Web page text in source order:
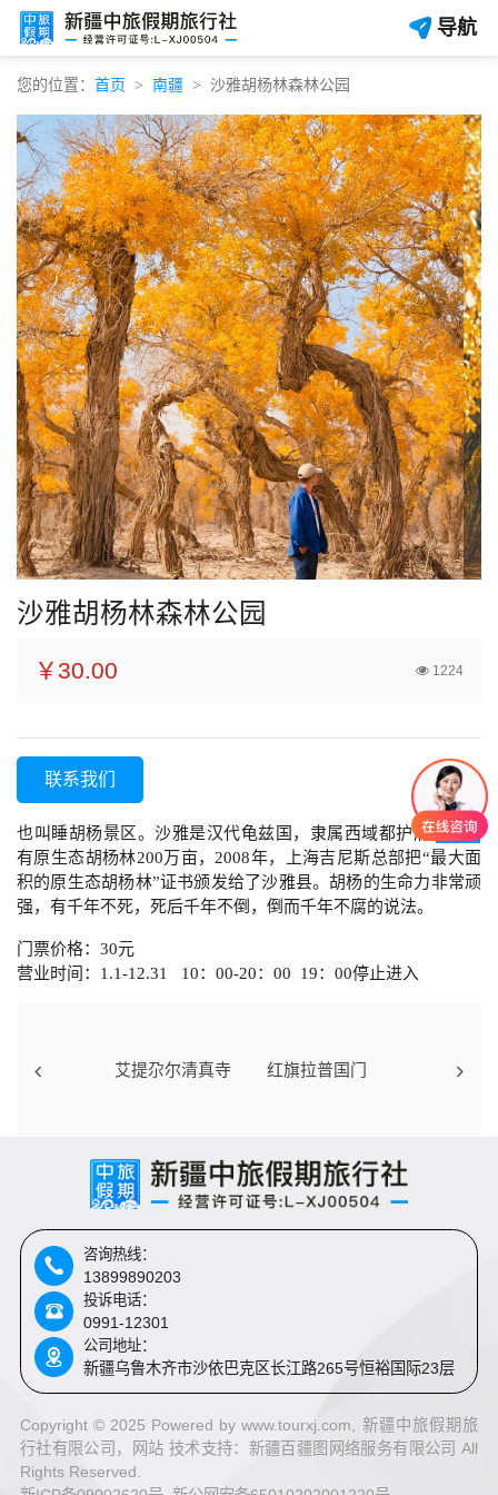
导航
您的位置： 首页 南疆 沙雅胡杨林森林公园
沙雅胡杨林森林公园
￥30.00 1224
联系我们
也叫睡胡杨景区。沙雅是汉代龟兹国，隶属西域都护府。这里
有原生态胡杨林200万亩，2008年，上海吉尼斯总部把“最大面
积的原生态胡杨林”证书颁发给了沙雅县。胡杨的生命力非常顽
强，有千年不死，死后千年不倒，倒而千年不腐的说法。
门票价格：30元
营业时间：1.1-12.31 10：00-20：00 19：00停止进入
艾提尕尔清真寺 红旗拉普国门
咨询热线：
13899890203
投诉电话：
0991-12301
公司地址：
新疆乌鲁木齐市沙依巴克区长江路265号恒裕国际23层
Copyright © 2025 Powered by www.tourxj.com, 新疆中旅假期旅
行社有限公司，网站 技术支持： 新疆百疆图网络服务有限公司 All
Rights Reserved.